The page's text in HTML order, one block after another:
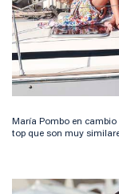
María Pombo en
top que son muy